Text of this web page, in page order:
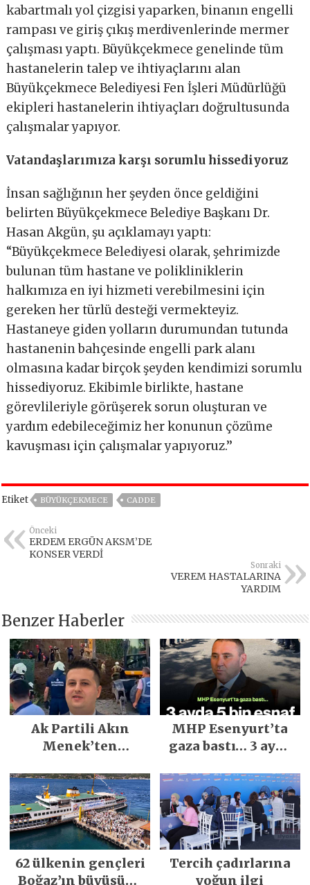
kabartmalı yol çizgisi yaparken, binanın engelli
rampası ve giriş çıkış merdivenlerinde mermer
çalışması yaptı. Büyükçekmece genelinde tüm
hastanelerin talep ve ihtiyaçlarını alan
Büyükçekmece Belediyesi Fen İşleri Müdürlüğü
ekipleri hastanelerin ihtiyaçları doğrultusunda
çalışmalar yapıyor.
Vatandaşlarımıza karşı sorumlu hissediyoruz
İnsan sağlığının her şeyden önce geldiğini
belirten Büyükçekmece Belediye Başkanı Dr.
Hasan Akgün, şu açıklamayı yaptı:
“Büyükçekmece Belediyesi olarak, şehrimizde
bulunan tüm hastane ve polikliniklerin
halkımıza en iyi hizmeti verebilmesini için
gereken her türlü desteği vermekteyiz.
Hastaneye giden yolların durumundan tutunda
hastanenin bahçesinde engelli park alanı
olmasına kadar birçok şeyden kendimizi sorumlu
hissediyoruz. Ekibimle birlikte, hastane
görevlileriyle görüşerek sorun oluşturan ve
yardım edebileceğimiz her konunun çözüme
kavuşması için çalışmalar yapıyoruz.’’
Etiket BÜYÜKÇEKMECE CADDE
Önceki
ERDEM ERGÜN AKSM’DE
KONSER VERDİ
Sonraki
VEREM HASTALARINA
YARDIM
Benzer Haberler
Ak Partili Akın
Menek’ten
heyelan sonrası
kritik uyarı
MHP Esenyurt’ta
gaza bastı… 3 ayda
edildi
62 ülkenin gençleri
Boğaz’ın büyüsüne
Tercih çadırlarına
yoğun ilgi